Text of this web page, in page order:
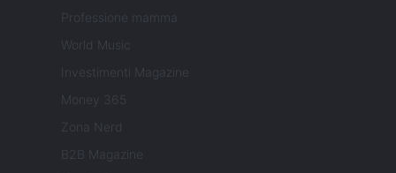
Professione mamma
World Music
Investimenti Magazine
Money 365
Zona Nerd
B2B Magazine